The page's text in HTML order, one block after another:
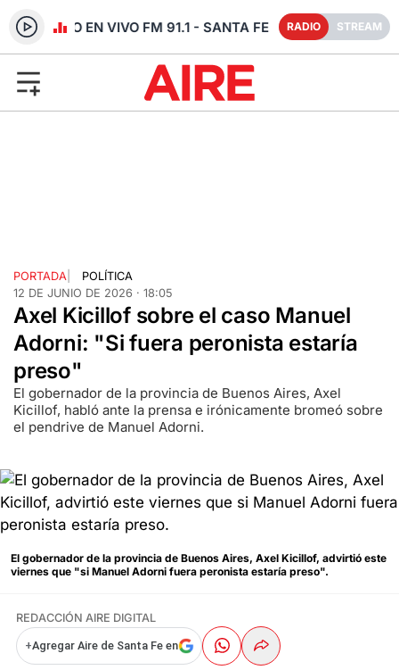
RADIO EN VIVO FM 91.1 - SANTA FE RADIO STREAM
PORTADA
POLÍTICA
12 DE JUNIO DE 2026 · 18:05
Axel Kicillof sobre el caso Manuel
Adorni: "Si fuera peronista estaría
preso"
El gobernador de la provincia de Buenos Aires, Axel
Kicillof, habló ante la prensa e irónicamente bromeó sobre
el pendrive de Manuel Adorni.
El gobernador de la provincia de Buenos Aires, Axel Kicillof, advirtió este
viernes que "si Manuel Adorni fuera peronista estaría preso".
REDACCIÓN AIRE DIGITAL
+Agregar Aire de Santa Fe en